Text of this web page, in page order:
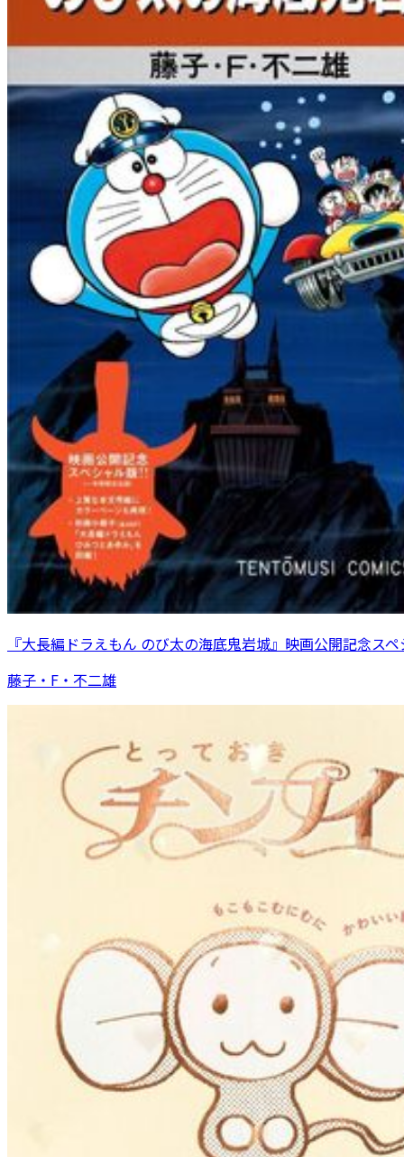
『大長編ドラえもん のび太の海底鬼岩城』映画公開記念ス
藤子・F・不二雄